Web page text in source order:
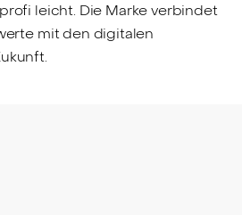
leicht. Die Marke verbindet
mit den digitalen